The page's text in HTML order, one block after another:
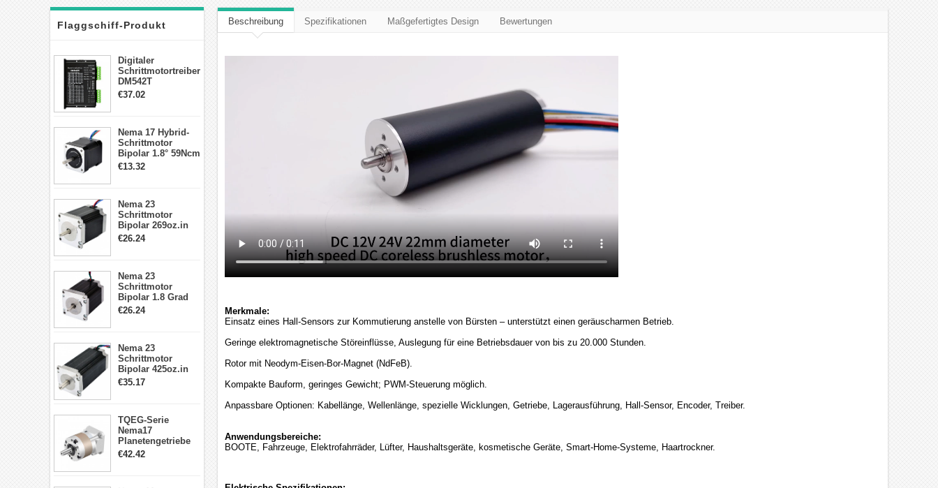
Flaggschiff-Produkt
Digitaler
Schrittmotortreiber
DM542T
Schrittmotor
Schrittmotor
€37.02
Nema 17 Hybrid-
Schrittmotor
Bipolar 1.8° 59Ncm
2A 4 Drähte mit 1m
€13.32
Nema 23
Schrittmotor
Bipolar 269oz.in
2,8A 57x57x76mm
€26.24
Nema 23
Schrittmotor
Bipolar 1.8 Grad
1.9Nm 3A 3.36V 4
€26.24
Nema 23
Schrittmotor
Bipolar 425oz.in
4.2A 57x57x114mm
€35.17
TQEG-Serie
Nema17
Planetengetriebe
5:1 Spiel 15Arc-
€42.42
Beschreibung Spezifikationen Maßgefertigtes Design Bewertungen
Merkmale:
Einsatz eines Hall-Sensors zur Kommutierung anstelle von Bürsten – unterstützt einen geräuscharmen Betrieb.
Geringe elektromagnetische Störeinflüsse, Auslegung für eine Betriebsdauer von bis zu 20.000 Stunden.
Rotor mit Neodym-Eisen-Bor-Magnet (NdFeB).
Kompakte Bauform, geringes Gewicht; PWM-Steuerung möglich.
Anpassbare Optionen: Kabellänge, Wellenlänge, spezielle Wicklungen, Getriebe, Lagerausführung, Hall-Sensor, Encoder, Treiber.
Anwendungsbereiche:
BOOTE, Fahrzeuge, Elektrofahrräder, Lüfter, Haushaltsgeräte, kosmetische Geräte, Smart-Home-Systeme, Haartrockner.